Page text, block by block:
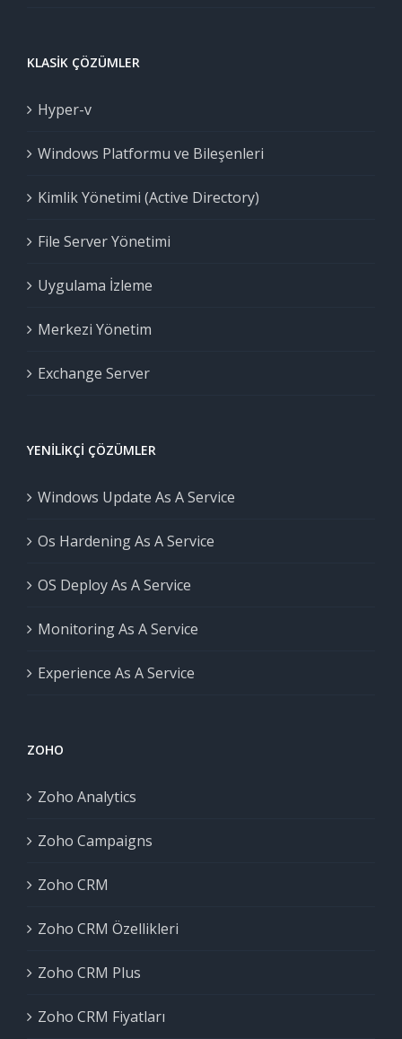
KLASIK ÇÖZÜMLER
Hyper-v
Windows Platformu ve Bileşenleri
Kimlik Yönetimi (Active Directory)
File Server Yönetimi
Uygulama İzleme
Merkezi Yönetim
Exchange Server
YENILIKÇI ÇÖZÜMLER
Windows Update As A Service
Os Hardening As A Service
OS Deploy As A Service
Monitoring As A Service
Experience As A Service
ZOHO
Zoho Analytics
Zoho Campaigns
Zoho CRM
Zoho CRM Özellikleri
Zoho CRM Plus
Zoho CRM Fiyatları